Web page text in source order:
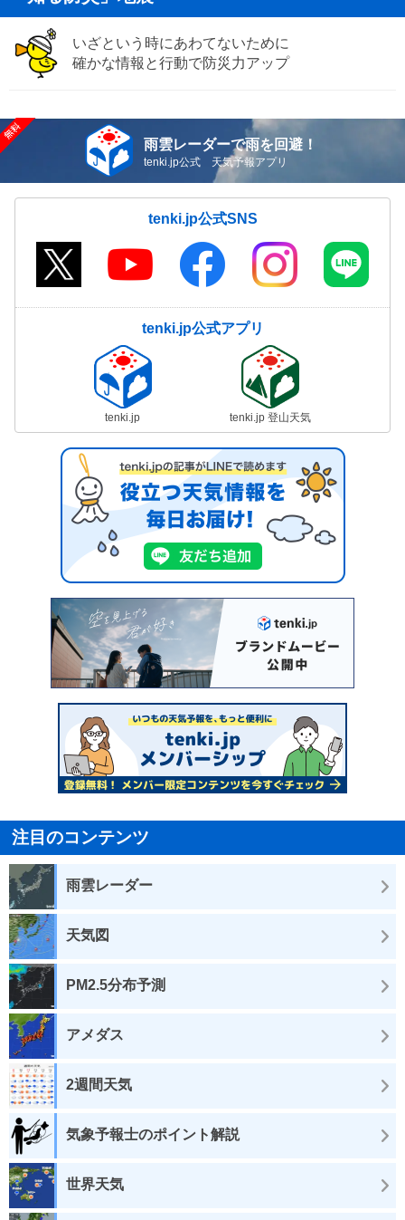
いざという時にあわてないために
確かな情報と行動で防災力アップ
雨雲レーダーで雨を回避！
tenki.jp公式 天気予報アプリ
tenki.jp公式SNS
tenki.jp公式アプリ
tenki.jp tenki.jp 登山天気
注目のコンテンツ
雨雲レーダー
天気図
PM2.5分布予測
アメダス
2週間天気
気象予報士のポイント解説
世界天気